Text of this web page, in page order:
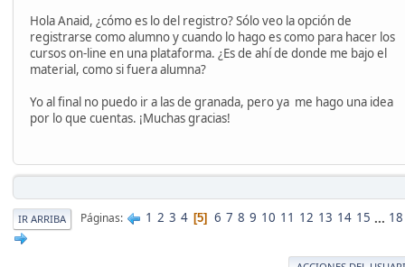
Hola Anaid, ¿cómo es lo del registro? Sólo veo la opción de
registrarse como alumno y cuando lo hago es como para hacer los
cursos on-line en una plataforma. ¿Es de ahí de donde me bajo el
material, como si fuera alumna?
Yo al final no puedo ir a las de granada, pero ya me hago una idea
por lo que cuentas. ¡Muchas gracias!
IR ARRIBA Páginas 1 2 3 4 5 6 7 8 9 10 11 12 13 14 15 ... 18